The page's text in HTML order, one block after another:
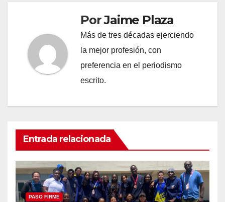
PorJaime Plaza
Más de tres décadas ejerciendo
la mejor profesión, con
preferencia en el periodismo
escrito.
Entrada relacionada
PASO FIRME